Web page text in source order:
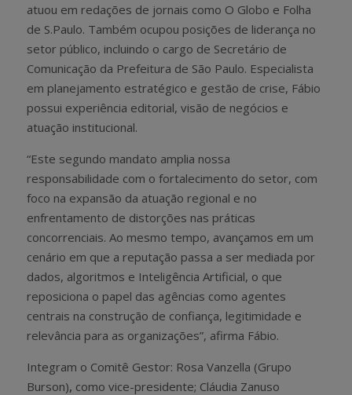
atuou em redações de jornais como O Globo e Folha
de S.Paulo. Também ocupou posições de liderança no
setor público, incluindo o cargo de Secretário de
Comunicação da Prefeitura de São Paulo. Especialista
em planejamento estratégico e gestão de crise, Fábio
possui experiência editorial, visão de negócios e
atuação institucional.
“Este segundo mandato amplia nossa
responsabilidade com o fortalecimento do setor, com
foco na expansão da atuação regional e no
enfrentamento de distorções nas práticas
concorrenciais. Ao mesmo tempo, avançamos em um
cenário em que a reputação passa a ser mediada por
dados, algoritmos e Inteligência Artificial, o que
reposiciona o papel das agências como agentes
centrais na construção de confiança, legitimidade e
relevância para as organizações”, afirma Fábio.
Integram o Comitê Gestor: Rosa Vanzella (Grupo
Burson), como vice-presidente; Cláudia Zanuso